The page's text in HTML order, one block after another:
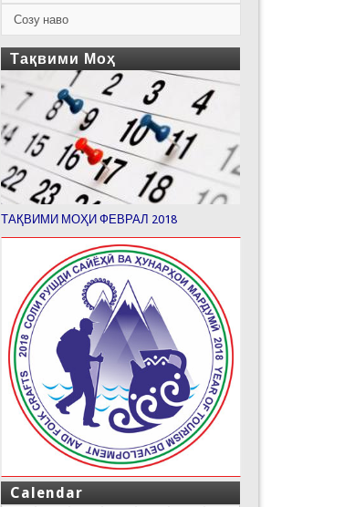
Созу наво
Тақвими Моҳ
ТАҚВИМИ МОҲИ ФЕВРАЛ 2018
Calendar